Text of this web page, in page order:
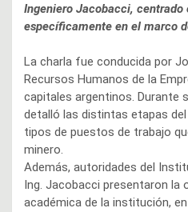
Ingeniero Jacobacci,
específicamente en el marco
La charla fue conducida por
Recursos Humanos de la
capitales argentinos. Durante
detalló las distintas etapas
tipos de puestos de trabajo
minero.
Además, autoridades del
Ing. Jacobacci presentaron
académica de la institución,